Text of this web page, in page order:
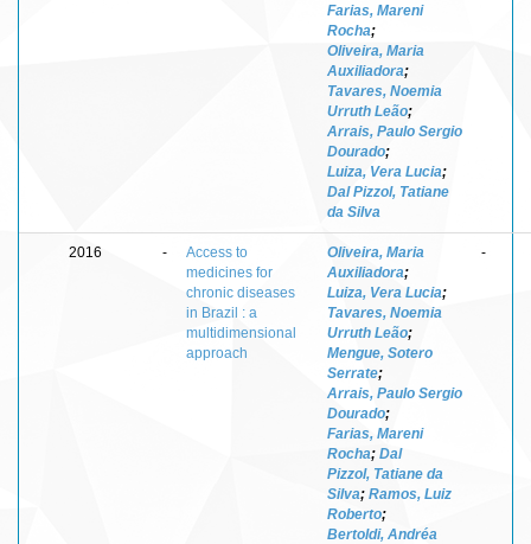
Farias, Mareni
Rocha;
Oliveira, Maria
Auxiliadora;
Tavares, Noemia
Urruth Leão;
Arrais, Paulo Sergio
Dourado;
Luiza, Vera Lucia;
Dal Pizzol, Tatiane
da Silva
2016 -
Access to
medicines for
chronic diseases
in Brazil : a
multidimensional
approach
Oliveira, Maria
Auxiliadora;
Luiza, Vera Lucia;
Tavares, Noemia
Urruth Leão;
Mengue, Sotero
Serrate;
Arrais, Paulo Sergio
Dourado;
Farias, Mareni
Rocha; Dal
Pizzol, Tatiane da
Silva; Ramos, Luiz
Roberto;
Bertoldi, Andréa
-